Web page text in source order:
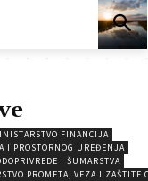
FINANCIJA
I PROSTORNOG UREĐENJA
I ŠUMARSTVA
PROMETA, VEZA I ZAŠTITE